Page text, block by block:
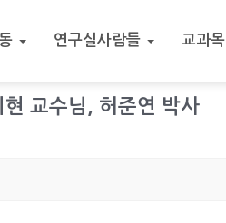
연구실사람들 교과목
교수님, 허준연 박사